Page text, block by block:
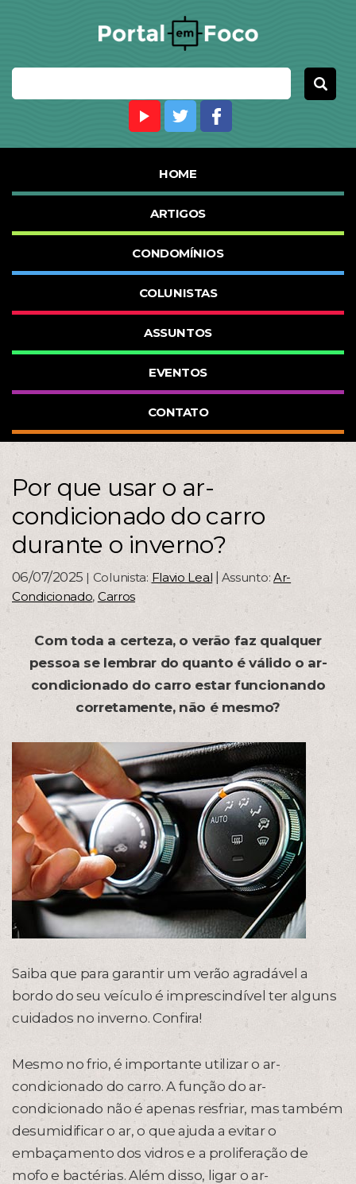
HOME
ARTIGOS
CONDOMÍNIOS
COLUNISTAS
ASSUNTOS
EVENTOS
CONTATO
Por que usar o ar-
condicionado do carro
durante o inverno?
06/07/2025 | Colunista: Flavio Leal Assunto: Ar-
Condicionado, Carros
Com toda a certeza, o verão faz qualquer
pessoa se lembrar do quanto é válido o ar-
condicionado do carro estar funcionando
corretamente, não é mesmo?
Saiba que para garantir um verão agradável a
bordo do seu veículo é imprescindível ter alguns
cuidados no inverno. Confira!
Mesmo no frio, é importante utilizar o ar-
condicionado do carro. A função do ar-
condicionado não é apenas resfriar, mas também
desumidificar o ar, o que ajuda a evitar o
embaçamento dos vidros e a proliferação de
mofo e bactérias. Além disso, ligar o ar-